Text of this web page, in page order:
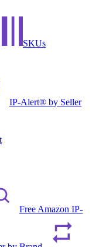
SKUs
IP-Alert® by Seller
Free Amazon IP-